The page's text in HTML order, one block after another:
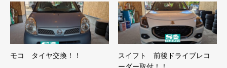
モコ タイヤ交換！！
スイフト 前後ドライブレコ